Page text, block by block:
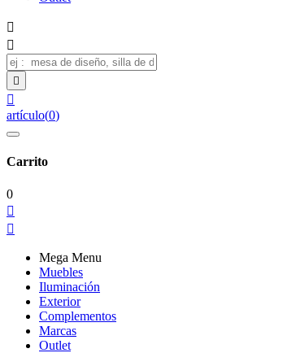




artículo(0)
Carrito
0


Mega Menu
Muebles
Iluminación
Exterior
Complementos
Marcas
Outlet